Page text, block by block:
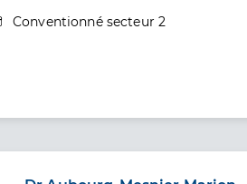
Type de convention
Conventionné secteur 2